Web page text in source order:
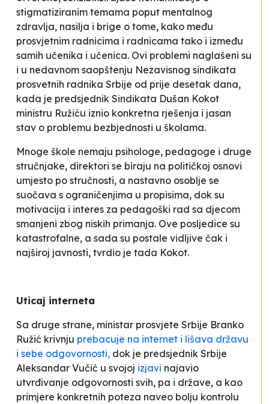
stigmatiziranim temama poput mentalnog
zdravlja, nasilja i brige o tome, kako među
prosvjetnim radnicima i radnicama tako i između
samih učenika i učenica. Ovi problemi naglašeni su
i u nedavnom saopštenju Nezavisnog sindikata
prosvetnih radnika Srbije od prije desetak dana,
kada je predsjednik Sindikata Dušan Kokot
ministru Ružiću iznio konkretna rješenja i jasan
stav o problemu bezbjednosti u školama.
Mnoge škole nemaju psihologe, pedagoge i druge
stručnjake, direktori se biraju na političkoj osnovi
umjesto po stručnosti, a nastavno osoblje se
suočava s ograničenjima u propisima, dok su
motivacija i interes za pedagoški rad sa djecom
smanjeni zbog niskih primanja. Ove posljedice su
katastrofalne, a sada su postale vidljive čak i
najširoj javnosti, tvrdio je tada Kokot.
Uticaj interneta
Sa druge strane, ministar prosvjete Srbije Branko
Ružić krivnju prebacuje na internet i lišava državu
i sebe odgovornosti, dok je predsjednik Srbije
Aleksandar Vučić u svojoj izjavi najavio
utvrđivanje odgovornosti svih, pa i države, a kao
primjere konkretnih poteza naveo bolju kontrolu